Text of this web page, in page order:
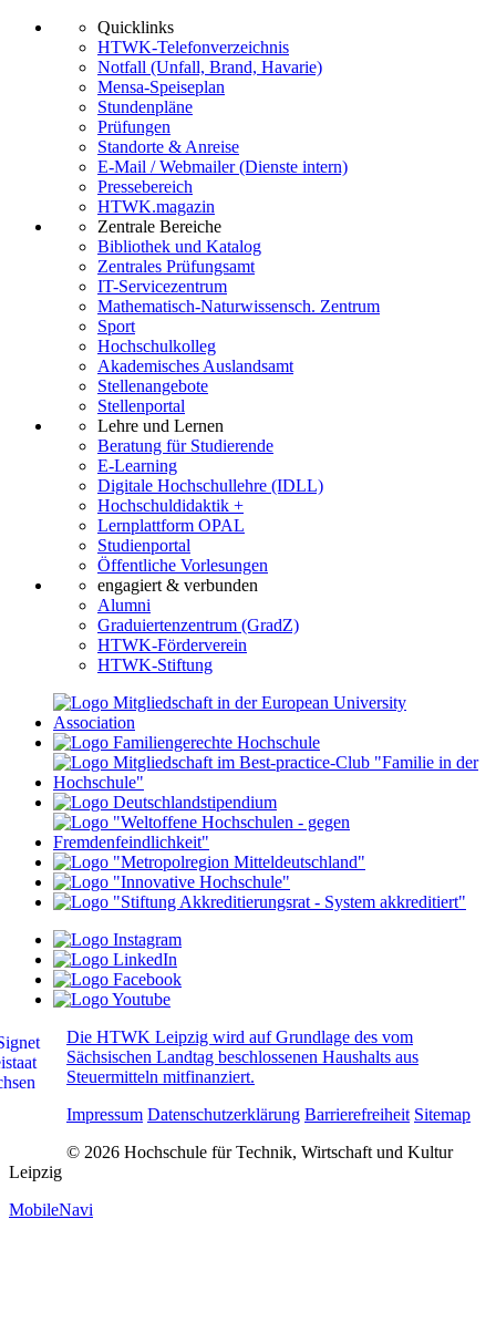
Quicklinks
HTWK-Telefonverzeichnis
Notfall (Unfall, Brand, Havarie)
Mensa-Speiseplan
Stundenpläne
Prüfungen
Standorte & Anreise
E-Mail / Webmailer (Dienste intern)
Pressebereich
HTWK.magazin
Zentrale Bereiche
Bibliothek und Katalog
Zentrales Prüfungsamt
IT-Servicezentrum
Mathematisch-Naturwissensch. Zentrum
Sport
Hochschulkolleg
Akademisches Auslandsamt
Stellenangebote
Stellenportal
Lehre und Lernen
Beratung für Studierende
E-Learning
Digitale Hochschullehre (IDLL)
Hochschuldidaktik +
Lernplattform OPAL
Studienportal
Öffentliche Vorlesungen
engagiert & verbunden
Alumni
Graduiertenzentrum (GradZ)
HTWK-Förderverein
HTWK-Stiftung
Die HTWK Leipzig wird auf Grundlage des vom
Sächsischen Landtag beschlossenen Haushalts aus
Steuermitteln mitfinanziert.
Impressum Datenschutzerklärung Barrierefreiheit Sitemap
© 2026 Hochschule für Technik, Wirtschaft und Kultur
Leipzig
MobileNavi